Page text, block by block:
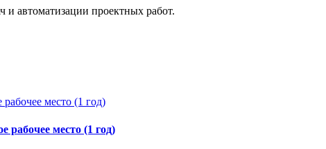
автоматизации проектных работ.
рабочее место (1 год)